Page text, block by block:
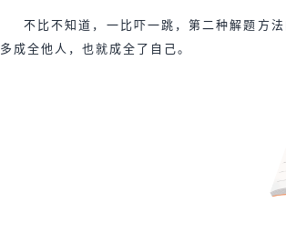
不比不知道，一比吓一跳，第二种解题方
多成全他人，也就成全了自己。